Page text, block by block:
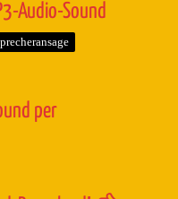
Audio-Sound
per